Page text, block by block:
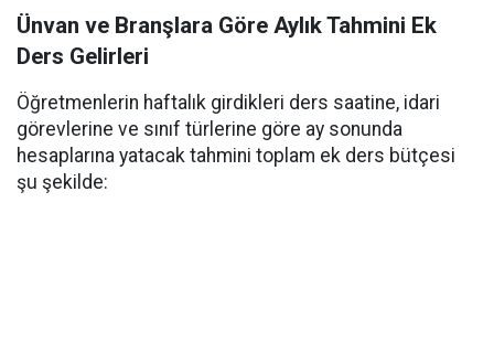
Ünvan ve Branşlara Göre Aylık Tahmini Ek
Ders Gelirleri
Öğretmenlerin haftalık girdikleri ders saatine, idari
görevlerine ve sınıf türlerine göre ay sonunda
hesaplarına yatacak tahmini toplam ek ders bütçesi
şu şekilde: